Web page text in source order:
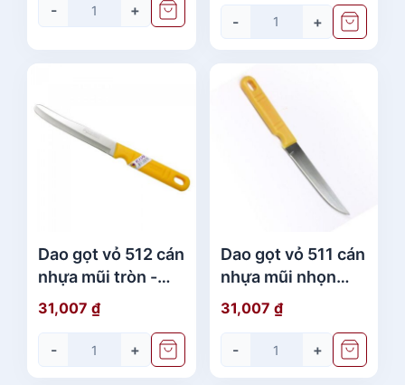
- +
- +
Dao gọt vỏ 512 cán
nhựa mũi tròn -
Dao kiwi Thái Lan
31,007 ₫
- +
Dao gọt vỏ 511 cán
nhựa mũi nhọn
KW511 - Dao kiwi
Thái Lan
31,007 ₫
- +